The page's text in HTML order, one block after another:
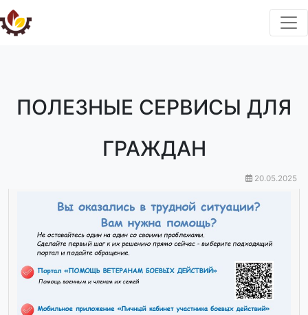
ПОЛЕЗНЫЕ СЕРВИСЫ ДЛЯ
ГРАЖДАН
20.05.2025